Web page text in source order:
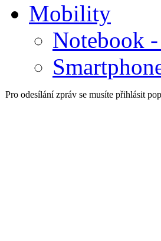
Mobility
Notebook
Pro odesílání zpráv se musíte přihlásit